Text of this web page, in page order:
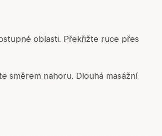
oblasti. Překřižte ruce přes
směrem nahoru. Dlouhá masážní